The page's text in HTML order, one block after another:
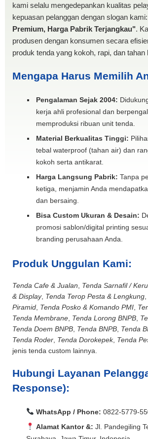
kami selalu mengedepankan kualitas
kepuasan pelanggan dengan slogan kami:
Premium, Harga Pabrik Terjangkau".
produsen dengan konsumen secara
produk tenda yang kokoh, rapi, dan tahan
Mengapa Harus Memilih
Pengalaman Sejak 2004:
kerja ahli profesional dan
memproduksi ribuan unit tenda.
Material Berkualitas Tinggi:
tebal waterproof (tahan air) dan
kokoh serta antikarat.
Harga Langsung Pabrik: Tanpa
ketiga, menjamin Anda
dan bersaing.
Bisa Custom Ukuran & Desain:
promosi sablon/digital printing
branding perusahaan Anda.
Produk Unggulan Kami:
Tenda Cafe & Jualan Tenda Sarnafil /
& Display, Tenda Terop Pesta & Lengkung
Piramid Tenda Posko & Komando PMI
Tenda Membrane Tenda Lorong BNPB
Tenda Doem BNPB Tenda BNPB Tenda
Tenda Roder Tenda Dorokepek, Tenda
jenis tenda custom lainnya.
Hubungi Layanan
Response):
WhatsApp / Phone: 0822-5779-
Alamat Kantor &: Jl. Pandegiling